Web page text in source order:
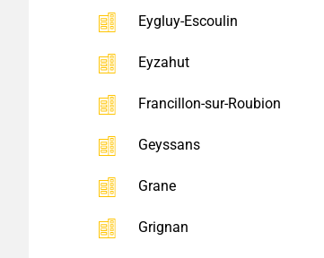
Eygluy-Escoulin
Eyzahut
Francillon-sur-Roubion
Geyssans
Grane
Grignan